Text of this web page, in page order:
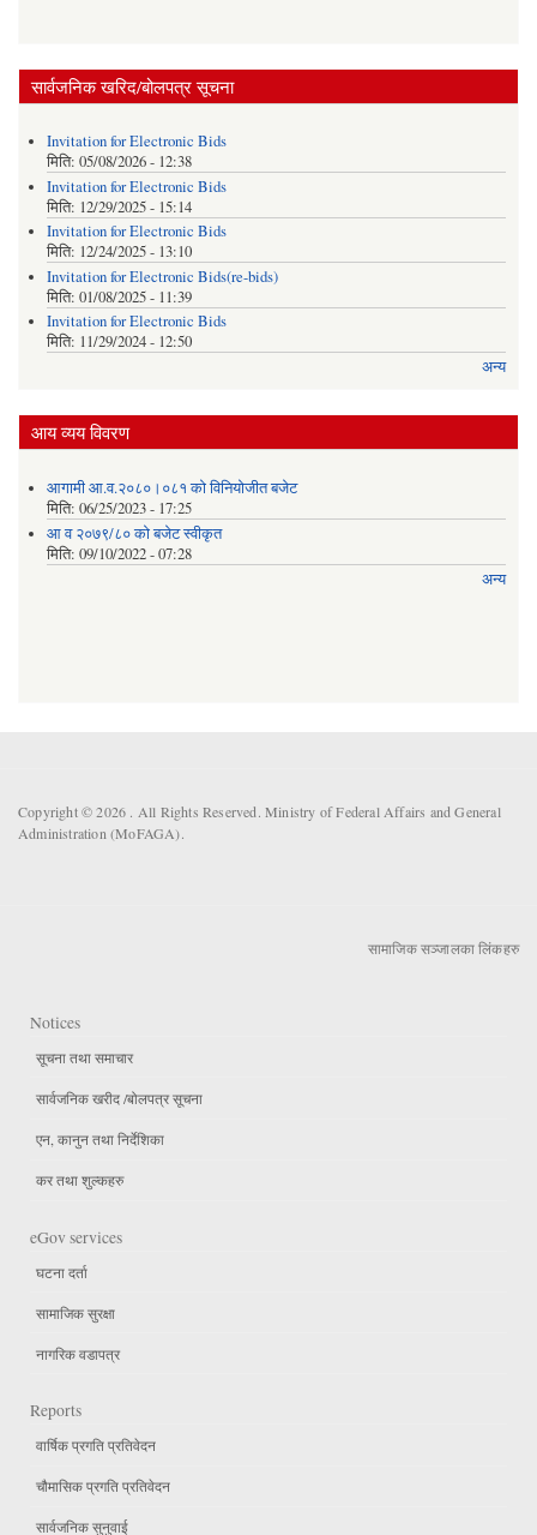
सार्वजनिक खरिद/बोलपत्र सूचना
Invitation for Electronic Bids
मिति: 05/08/2026 - 12:38
Invitation for Electronic Bids
मिति: 12/29/2025 - 15:14
Invitation for Electronic Bids
मिति: 12/24/2025 - 13:10
Invitation for Electronic Bids(re-bids)
मिति: 01/08/2025 - 11:39
Invitation for Electronic Bids
मिति: 11/29/2024 - 12:50
अन्य
आय व्यय विवरण
आगामी आ.व.२०८०।०८१ को विनियोजीत बजेट
मिति: 06/25/2023 - 17:25
आ व २०७९/८० को बजेट स्वीकृत
मिति: 09/10/2022 - 07:28
अन्य
Copyright © 2026 . All Rights Reserved. Ministry of Federal Affairs and General
Administration (MoFAGA).
सामाजिक सञ्जालका लिंकहरु
Notices
सूचना तथा समाचार
सार्वजनिक खरीद /बोलपत्र सूचना
एन, कानुन तथा निर्देशिका
कर तथा शुल्कहरु
eGov services
घटना दर्ता
सामाजिक सुरक्षा
नागरिक वडापत्र
Reports
वार्षिक प्रगति प्रतिवेदन
चौमासिक प्रगति प्रतिवेदन
सार्वजनिक सुनुवाई